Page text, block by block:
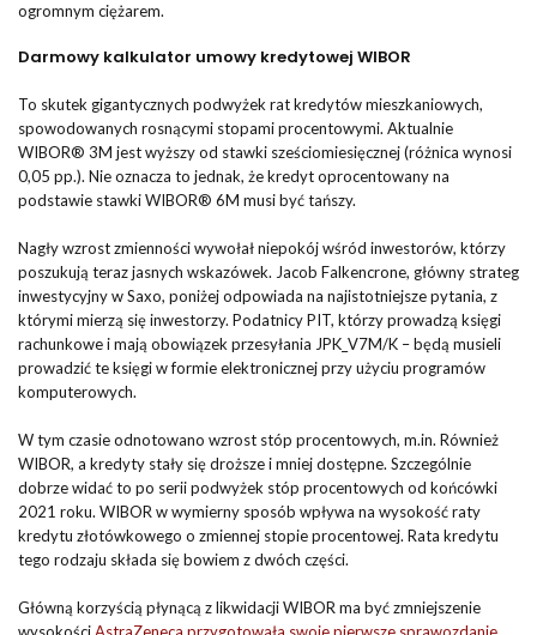
ogromnym ciężarem.
Darmowy kalkulator umowy kredytowej WIBOR
To skutek gigantycznych podwyżek rat kredytów mieszkaniowych,
spowodowanych rosnącymi stopami procentowymi. Aktualnie
WIBOR® 3M jest wyższy od stawki sześciomiesięcznej (różnica wynosi
0,05 pp.). Nie oznacza to jednak, że kredyt oprocentowany na
podstawie stawki WIBOR® 6M musi być tańszy.
Nagły wzrost zmienności wywołał niepokój wśród inwestorów, którzy
poszukują teraz jasnych wskazówek. Jacob Falkencrone, główny strateg
inwestycyjny w Saxo, poniżej odpowiada na najistotniejsze pytania, z
którymi mierzą się inwestorzy. Podatnicy PIT, którzy prowadzą księgi
rachunkowe i mają obowiązek przesyłania JPK_V7M/K – będą musieli
prowadzić te księgi w formie elektronicznej przy użyciu programów
komputerowych.
W tym czasie odnotowano wzrost stóp procentowych, m.in. Również
WIBOR, a kredyty stały się droższe i mniej dostępne. Szczególnie
dobrze widać to po serii podwyżek stóp procentowych od końcówki
2021 roku. WIBOR w wymierny sposób wpływa na wysokość raty
kredytu złotówkowego o zmiennej stopie procentowej. Rata kredytu
tego rodzaju składa się bowiem z dwóch części.
Główną korzyścią płynącą z likwidacji WIBOR ma być zmniejszenie